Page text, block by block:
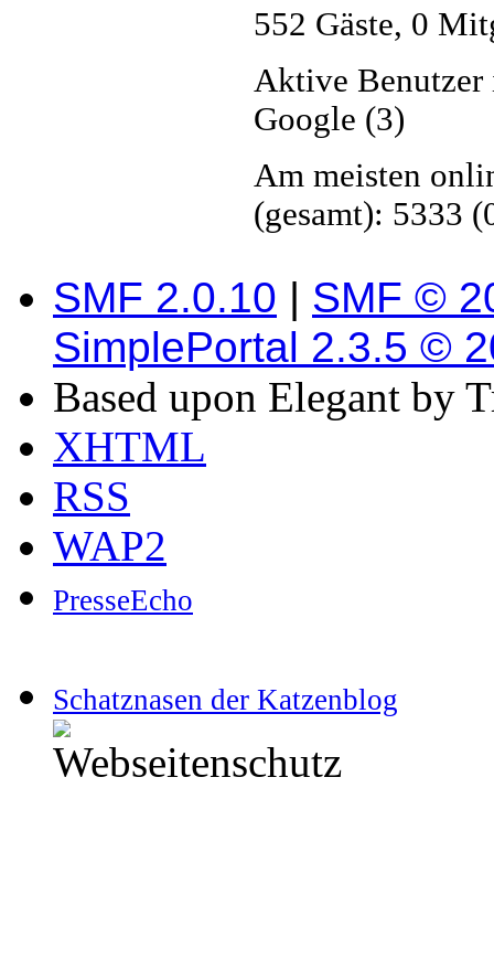
552 Gäste, 0
Aktive Benutzer
Google (3)
Am meisten
(gesamt): 5333
SMF 2.0.10 | SMF ©
SimplePortal 2.3.5 ©
Based upon Elegant by
XHTML
RSS
WAP2
PresseEcho
Schatznasen der Katzenblog